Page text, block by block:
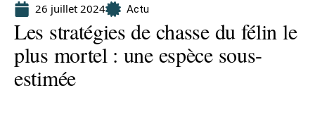
26 juillet 2024 Actu
Les stratégies de chasse du félin le
plus mortel : une espèce sous-
estimée